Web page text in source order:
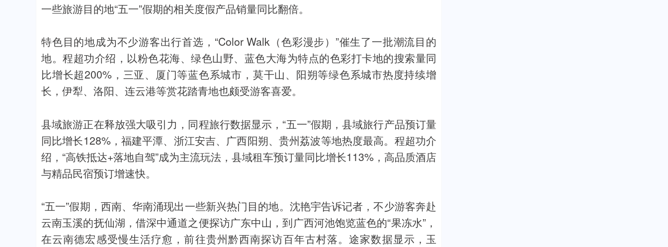
一些旅游目的地“五一”假期的相关度假产品销量同比翻倍。
特色目的地成为不少游客出行首选，“Color Walk（色彩漫步）”催生了一批潮流目的
地。程超功介绍，以粉色花海、绿色山野、蓝色大海为特点的色彩打卡地的搜索量同
比增长超200%，三亚、厦门等蓝色系城市，莫干山、阳朔等绿色系城市热度持续增
长，伊犁、洛阳、连云港等赏花踏青地也颇受游客喜爱。
县域旅游正在释放强大吸引力，同程旅行数据显示，“五一”假期，县域旅行产品预订量
同比增长128%，福建平潭、浙江安吉、广西阳朔、贵州荔波等地热度最高。程超功介
绍，“高铁抵达+落地自驾”成为主流玩法，县域租车预订量同比增长113%，高品质酒店
与精品民宿预订增速快。
“五一”假期，西南、华南涌现出一些新兴热门目的地。沈艳宇告诉记者，不少游客奔赴
云南玉溪的抚仙湖，借深中通道之便探访广东中山，到广西河池饱览蓝色的“果冻水”，
在云南德宏感受慢生活疗愈，前往贵州黔西南探访百年古村落。途家数据显示，玉